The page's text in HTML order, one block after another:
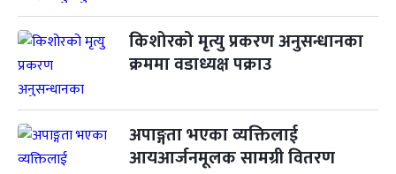
किशोरको मृत्यु प्रकरण अनुसन्धानका
क्रममा वडाध्यक्ष पक्राउ
अपाङ्गता भएका व्यक्तिलाई
आयआर्जनमूलक सामग्री वितरण